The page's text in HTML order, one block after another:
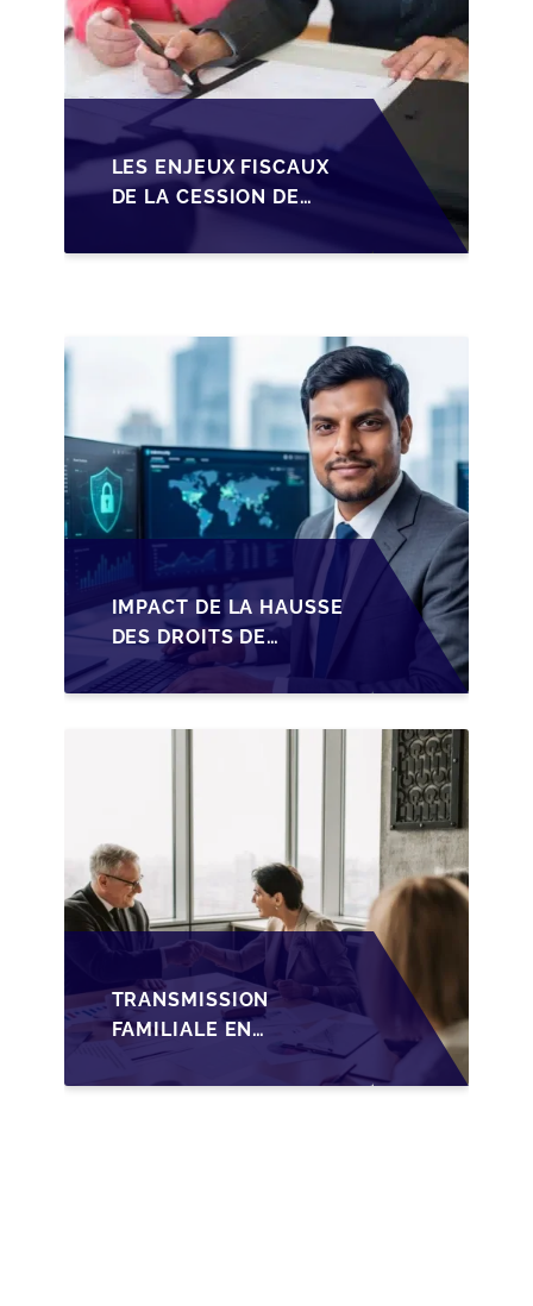
LES ENJEUX FISCAUX
DE LA CESSION DE
LES DIRIGEANTS DE
IMPACT DE LA HAUSSE
DES DROITS DE
SUCCESSION EN
WALLONIE SUR LA
TRANSMISSION
TRANSMISSION
FAMILIALE EN
WALLONIE :
NOUVELLES